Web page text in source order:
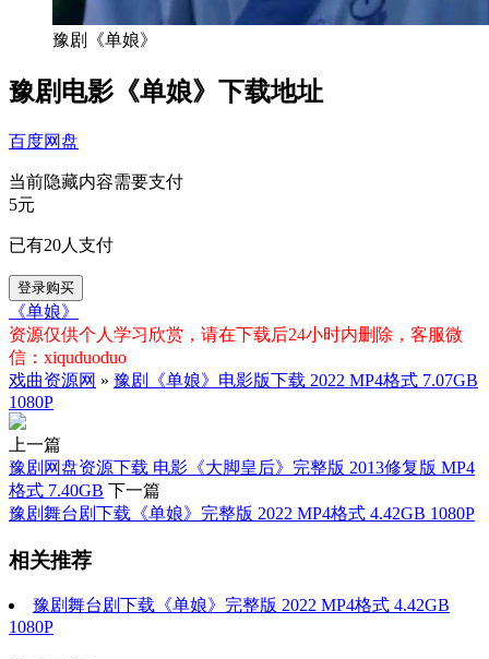
豫剧《单娘》
豫剧电影《单娘》下载地址
百度网盘
当前隐藏内容需要支付
5元
已有20人支付
登录购买
《单娘》
资源仅供个人学习欣赏，请在下载后24小时内删除，客服微
信：xiquduoduo
戏曲资源网 » 豫剧《单娘》电影版下载 2022 MP4格式 7.07GB
1080P
上一篇
豫剧网盘资源下载 电影《大脚皇后》完整版 2013修复版 MP4
格式 7.40GB 下一篇
豫剧舞台剧下载《单娘》完整版 2022 MP4格式 4.42GB 1080P
相关推荐
豫剧舞台剧下载《单娘》完整版 2022 MP4格式 4.42GB
1080P